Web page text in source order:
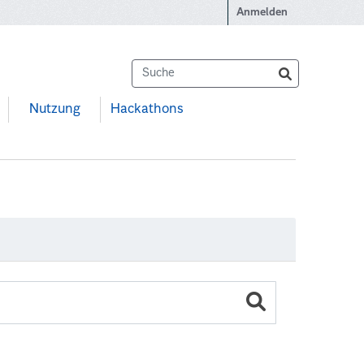
Anmelden
Nutzung Hackathons